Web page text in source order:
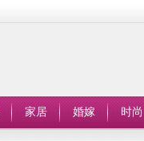
家居 婚嫁 时尚